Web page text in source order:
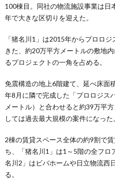
100棟目。同社の物流施設事業は日
年で大きな区切りを迎えた。
「猪名川1」は2015年からプロロ
きた、約20万平方メートルの敷地
るプロジェクトの一角を占める。
免震構造の地上6階建て、延べ床面
年8月に隣で完成した「プロロジス
メートル）と合わせると約39万平
しては過去最大規模の案件になった
2棟の賃貸スペース全体の約9割で
ち、「猪名川1」は1～5階の全フロ
名川2」はビバホームや日立物流西
る。